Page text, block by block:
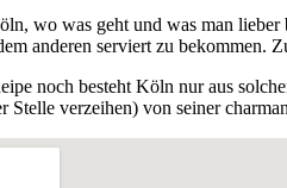
wo was geht und was man
anderen serviert zu bekommen.
noch besteht Köln nur aus
verzeihen) von seiner